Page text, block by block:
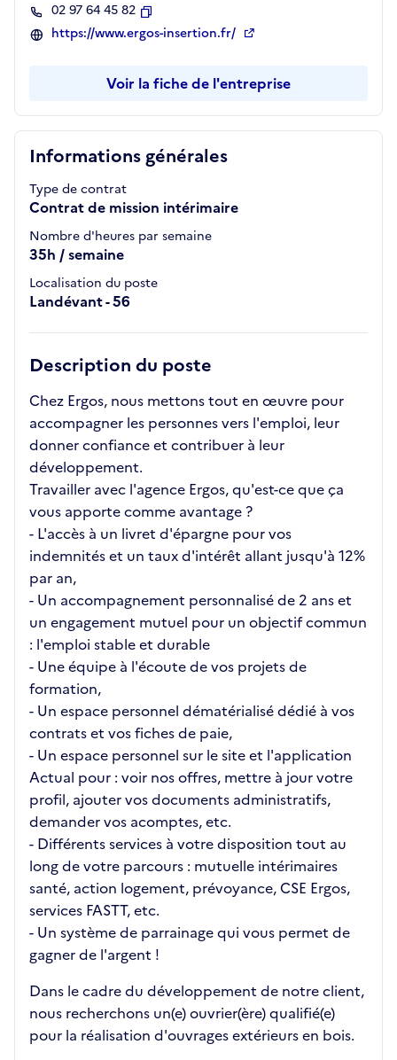
Informations générales
Type de contrat
Contrat de mission intérimaire
Nombre d'heures par semaine
35h / semaine
Localisation du poste
Landévant - 56
Description du poste
Chez Ergos, nous mettons tout en œuvre pour
accompagner les personnes vers l'emploi, leur
donner confiance et contribuer à leur
développement.
Travailler avec l'agence Ergos, qu'est-ce que ça
vous apporte comme avantage ?
- L'accès à un livret d'épargne pour vos
indemnités et un taux d'intérêt allant jusqu'à 12%
par an,
- Un accompagnement personnalisé de 2 ans et
un engagement mutuel pour un objectif commun
: l'emploi stable et durable
- Une équipe à l'écoute de vos projets de
formation,
- Un espace personnel dématérialisé dédié à vos
contrats et vos fiches de paie,
- Un espace personnel sur le site et l'application
Actual pour : voir nos offres, mettre à jour votre
profil, ajouter vos documents administratifs,
demander vos acomptes, etc.
- Différents services à votre disposition tout au
long de votre parcours : mutuelle intérimaires
santé, action logement, prévoyance, CSE Ergos,
services FASTT, etc.
- Un système de parrainage qui vous permet de
gagner de l'argent !
Dans le cadre du développement de notre client,
nous recherchons un(e) ouvrier(ère) qualifié(e)
pour la réalisation d'ouvrages extérieurs en bois.
02 97 64 45 82
Copier
https://www.ergos-insertion.fr/
Voir la fiche de l'entreprise